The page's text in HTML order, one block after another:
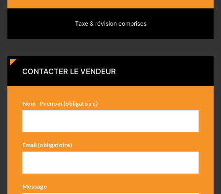
Taxe & révision comprises
CONTACTER LE VENDEUR
Nom - Prenom (obligatoire)
Email (obligatoire)
Message